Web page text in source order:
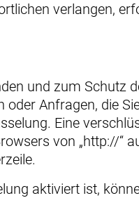
verlangen,
und zum Schutz
oder Anfragen, die
Eine
von „http://“
aktiviert ist,